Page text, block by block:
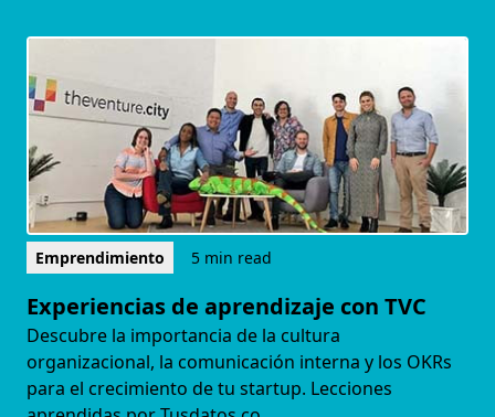
Emprendimiento 5 min read
Experiencias de aprendizaje con TVC
Descubre la importancia de la cultura
organizacional, la comunicación interna y los OKRs
para el crecimiento de tu startup. Lecciones